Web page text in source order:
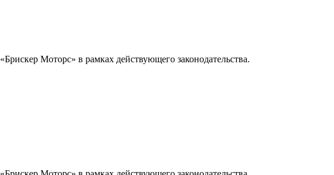
«Брискер Моторс» в рамках действующего законодательства.